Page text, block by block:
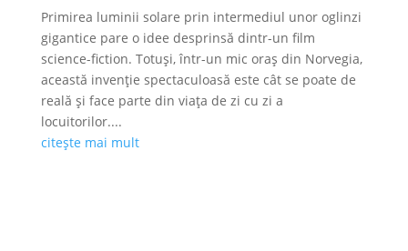
Primirea luminii solare prin intermediul unor oglinzi
gigantice pare o idee desprinsă dintr-un film
science-fiction. Totuși, într-un mic oraș din Norvegia,
această invenție spectaculoasă este cât se poate de
reală și face parte din viața de zi cu zi a
locuitorilor....
citește mai mult